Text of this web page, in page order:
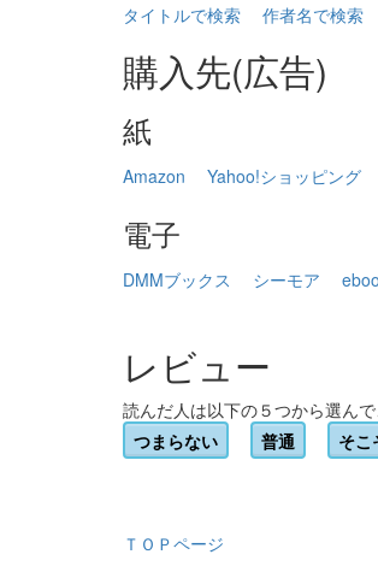
タイトルで検索 作者名で検索
購入先(広告)
紙
Amazon Yahoo!ショッピング
電子
DMMブックス シーモア
レビュー
読んだ人は以下の５つから選んで
つまらない
普通 そこ
ＴＯＰページ